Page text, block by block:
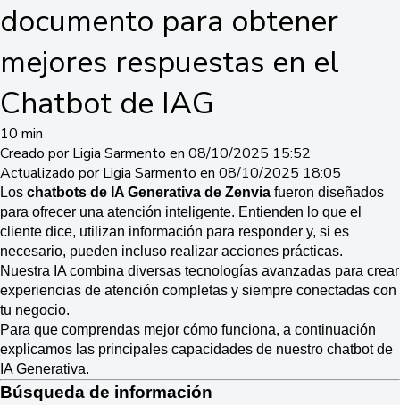
documento para obtener
mejores respuestas en el
Chatbot de IAG
10 min
Creado por Ligia Sarmento en 08/10/2025 15:52
Actualizado por Ligia Sarmento en 08/10/2025 18:05
Los chatbots de IA Generativa de Zenvia fueron diseñados
para ofrecer una atención inteligente. Entienden lo que el
cliente dice, utilizan información para responder y, si es
necesario, pueden incluso realizar acciones prácticas.
Nuestra IA combina diversas tecnologías avanzadas para crear
experiencias de atención completas y siempre conectadas con
tu negocio.
Para que comprendas mejor cómo funciona, a continuación
explicamos las principales capacidades de nuestro chatbot de
IA Generativa.
Búsqueda de información